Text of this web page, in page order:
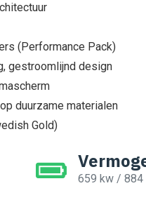
(Performance Pack)
gestroomlijnd design
duurzame materialen
Gold)
659 kw / 884